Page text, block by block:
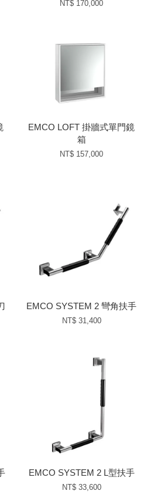
NT$ 170,000
EMCO LOFT 掛牆式單門鏡
箱
NT$ 157,000
EMCO SYSTEM 2 彎角扶手
NT$ 31,400
EMCO SYSTEM 2 L型扶手
NT$ 33,600